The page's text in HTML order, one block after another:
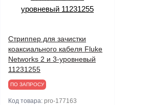
Стриппер для зачистки
коаксиального кабеля Fluke
Networks 2 и 3-уровневый
11231255
ПО ЗАПРОСУ
Код товара: pro-177163